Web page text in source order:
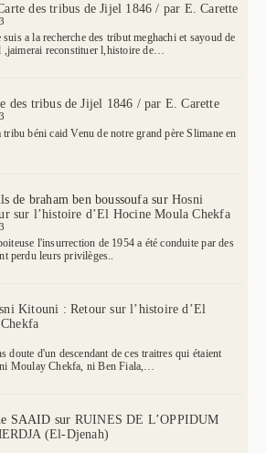
des tribus de Jijel 1846 / par E. Carette
a la recherche des tribut meghachi et sayoud de
,jaimerai reconstituer l,histoire de…
des tribus de Jijel 1846 / par E. Carette
tribu béni caid Venu de notre grand père Slimane en
de braham ben boussoufasur Hosni
sur l’histoire d’El Hocine Moula Chekfa
l'insurrection de 1954 a été conduite par des
perdu leurs privilèges..
Kitouni : Retour sur l’histoire d’El
doute d'un descendant de ces traitres qui étaient
Moulay Chekfa, ni Ben Fiala,…
SAAID sur RUINES DE L’OPPIDUM
(El-Djenah)